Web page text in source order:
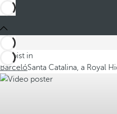
Du bist in
BarcelóSanta Catalina, a Royal